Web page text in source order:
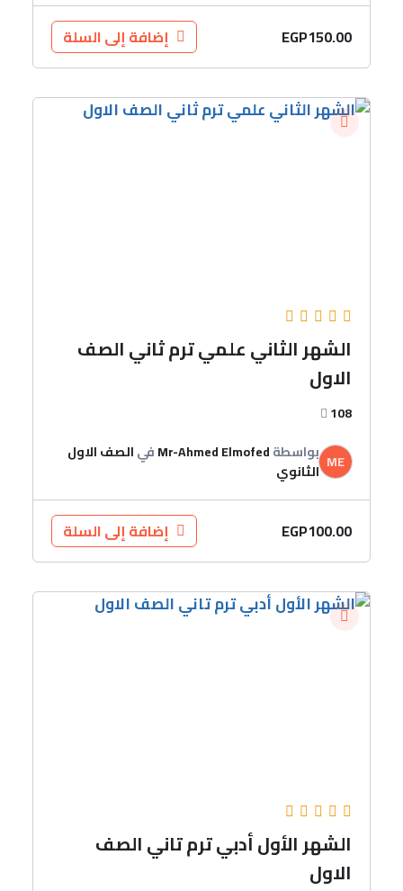
EGP150.00 إضافة إلى السلة
الشهر الثاني علمي ترم ثاني الصف
الاول
108
ME بواسطةMr-Ahmed Elmofedفيالصف الاول
الثانوي
EGP100.00 إضافة إلى السلة
الشهر الأول أدبي ترم تاني الصف
الاول